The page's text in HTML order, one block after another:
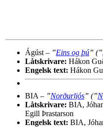
Ágúst – ”Eins og þú” (”
Låtskrivare: Hákon
Engelsk text: Hákon
BIA – ”Norðurljós” (”
Låtskrivare: BIA,
Egill Þrastarson
Engelsk text: BIA,